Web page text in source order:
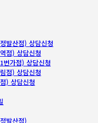
발산점) 상담신청
점) 상담신청
번가점) 상담신청
점) 상담신청
) 상담신청
발산점)